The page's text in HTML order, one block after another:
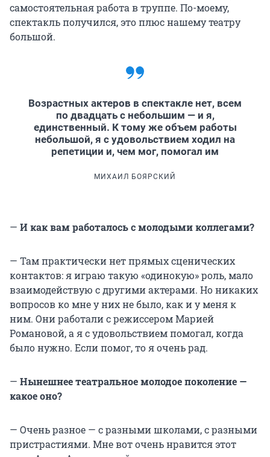
самостоятельная работа в труппе. По-моему,
спектакль получился, это плюс нашему театру
большой.
Возрастных актеров в спектакле нет, всем
по двадцать с небольшим — и я,
единственный. К тому же объем работы
небольшой, я с удовольствием ходил на
репетиции и, чем мог, помогал им
МИХАИЛ БОЯРСКИЙ
— И как вам работалось с молодыми коллегами?
— Там практически нет прямых сценических
контактов: я играю такую «одинокую» роль, мало
взаимодействую с другими актерами. Но никаких
вопросов ко мне у них не было, как и у меня к
ним. Они работали с режиссером Марией
Романовой, а я с удовольствием помогал, когда
было нужно. Если помог, то я очень рад.
— Нынешнее театральное молодое поколение —
какое оно?
— Очень разное — с разными школами, с разными
пристрастиями. Мне вот очень нравится этот